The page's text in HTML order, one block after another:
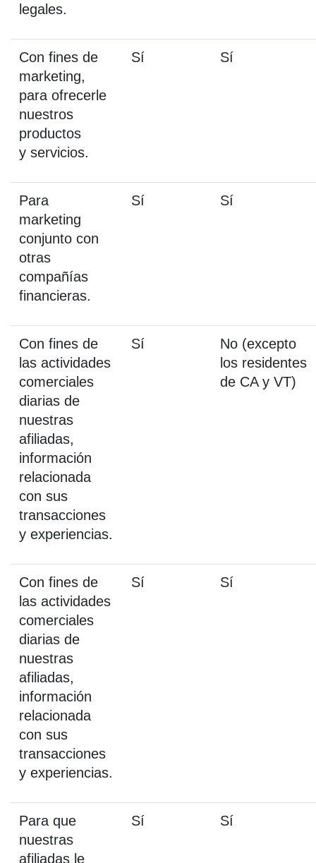
legales.
Con fines de
marketing,
para ofrecerle
nuestros
productos
y servicios.
Sí Sí
Para
marketing
conjunto con
otras
compañías
financieras.
Sí Sí
Con fines de
las actividades
comerciales
diarias de
nuestras
afiliadas,
información
relacionada
con sus
transacciones
y experiencias.
Sí
No (excepto
los residentes
de CA y VT)
Con fines de
las actividades
comerciales
diarias de
nuestras
afiliadas,
información
relacionada
con sus
transacciones
y experiencias.
Sí Sí
Para que
nuestras
afiliadas le
Sí Sí